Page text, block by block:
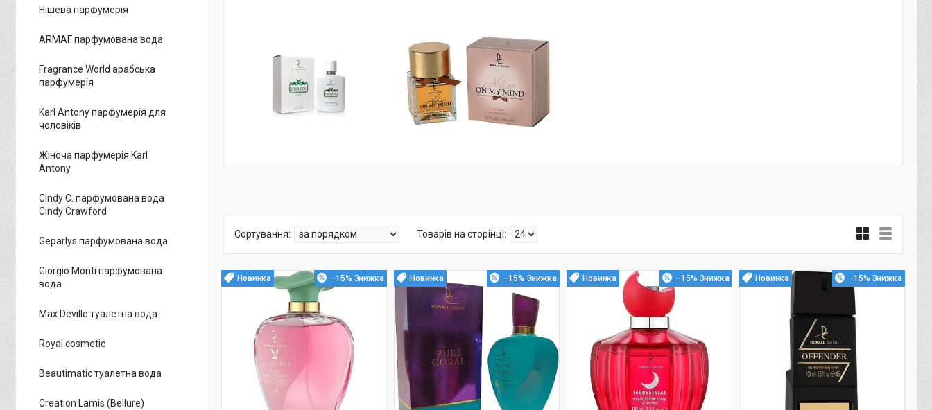
Новинка –15% Новинка –15% Новинка –15% Новинка –15%
Нішева парфумерія
ARMAF парфумована вода
Fragrance World арабська
парфумерія
Karl Antony парфумерія для
чоловіків
Жіноча парфумерія Karl
Antony
Cindy C. парфумована вода
Cindy Crawford
Geparlys парфумована вода
Giorgio Monti парфумована
вода
Max Deville туалетна вода
Royal cosmetic
Beautimatic туалетна вода
Creation Lamis (Bellure)